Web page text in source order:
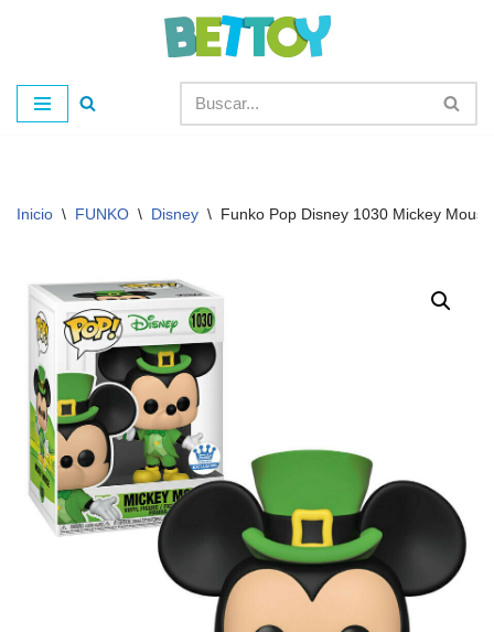
al
contenido
Inicio \ FUNKO \ Disney \ Funko Pop Disney 1030 Mickey Mouse